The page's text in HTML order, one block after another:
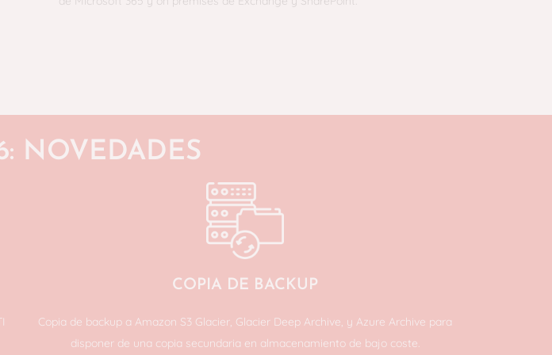
NOVEDADES
COPIA DE BACKUP
Copia de backup a Amazon S3 Glacier, Glacier Deep Archive, y Azure Archive para
disponer de una copia secundaria en almacenamiento de bajo coste.